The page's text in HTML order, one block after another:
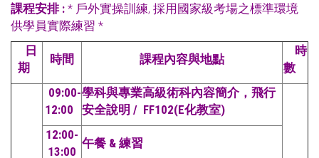
課程安排: * 戶外實操訓練, 採用國家級考場之標準環境
供學員實際練習 *
日
期
時間 課程內容與地點
時
數
09:00-
12:00
學科與專業高級術科內容簡介，飛行
安全說明 / FF102(E化教室)
12:00-
13:00
午餐 & 練習